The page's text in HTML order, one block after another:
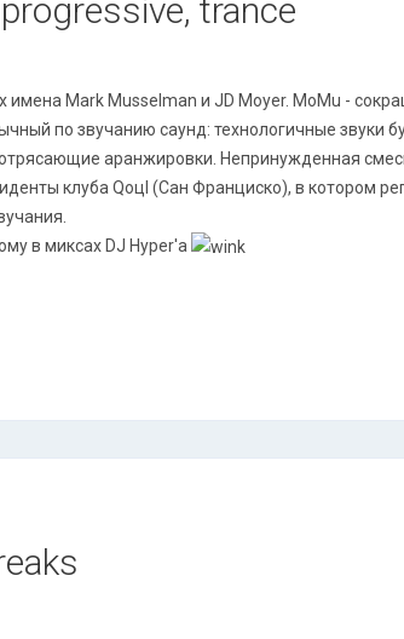
trance
Mark Musselman и JD Moyer. MoMu -
по звучанию саунд: технологичные звуки
аранжировки. Непринужденная
клуба Qoцl (Сан Франциско), в котором
в миксах DJ Hyper'a